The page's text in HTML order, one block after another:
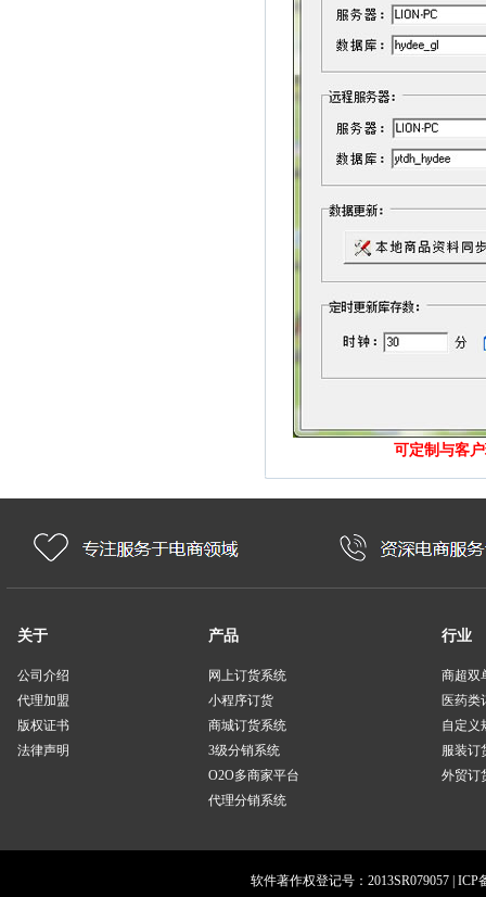
可定制与客
关于
公司介绍
代理加盟
版权证书
法律声明
产品
网上订货系统
小程序订货
商城订货系统
3级分销系统
O2O多商家平台
代理分销系统
行业
商超双
医药类
自定义
服装订
外贸订
软件著作权登记号：2013SR079057 | ICP